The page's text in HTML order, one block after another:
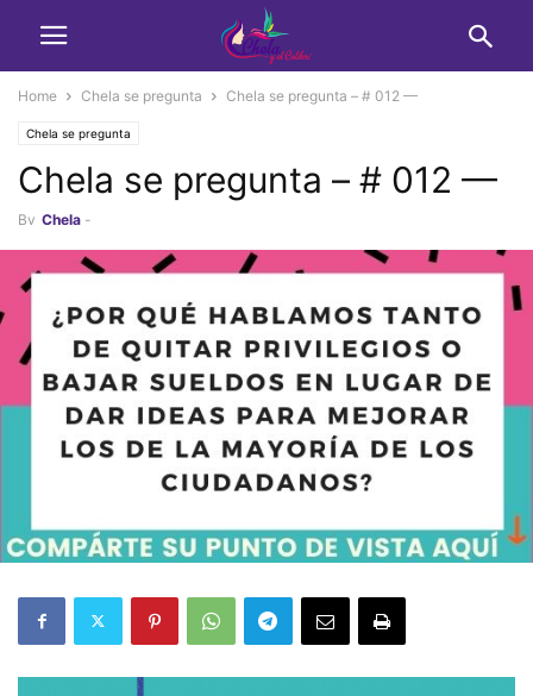
Home Chela se pregunta Chela se pregunta – # 012 —
Chela se pregunta
Chela se pregunta – # 012 —
By Chela -